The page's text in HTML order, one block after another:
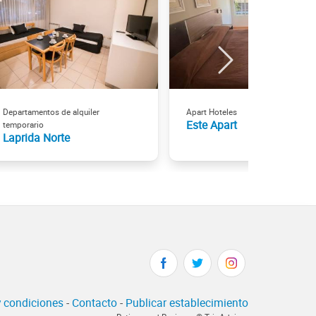
Departamentos de alquiler
temporario
Laprida Norte
Apart Hoteles
Este Apart
condiciones- Contacto- Publicar establecimiento